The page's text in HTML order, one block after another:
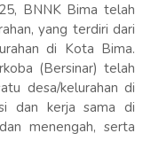
BNNK Bima telah
yang terdiri dari
di Kota Bima.
(Bersinar) telah
desa/kelurahan di
dan kerja sama di
menengah, serta